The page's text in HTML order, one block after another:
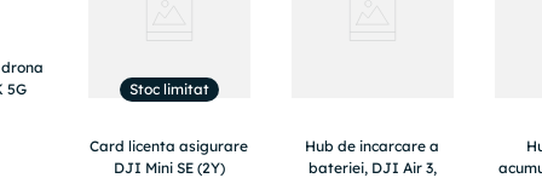
5G
Stoc limitat
Card licenta asigurare
DJI Mini SE (2Y)
Hub de incarcare a
bateriei, DJI Air 3,